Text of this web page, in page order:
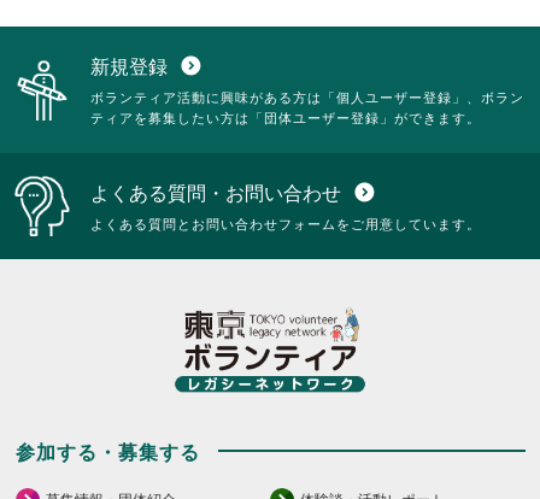
新規登録 expand_circle_down
ボランティア活動に興味がある方は「個人ユーザー登録」、ボラン
ティアを募集したい方は「団体ユーザー登録」ができます。
よくある質問・お問い合わせ expand_circle_down
よくある質問とお問い合わせフォームをご用意しています。
参加する・募集する